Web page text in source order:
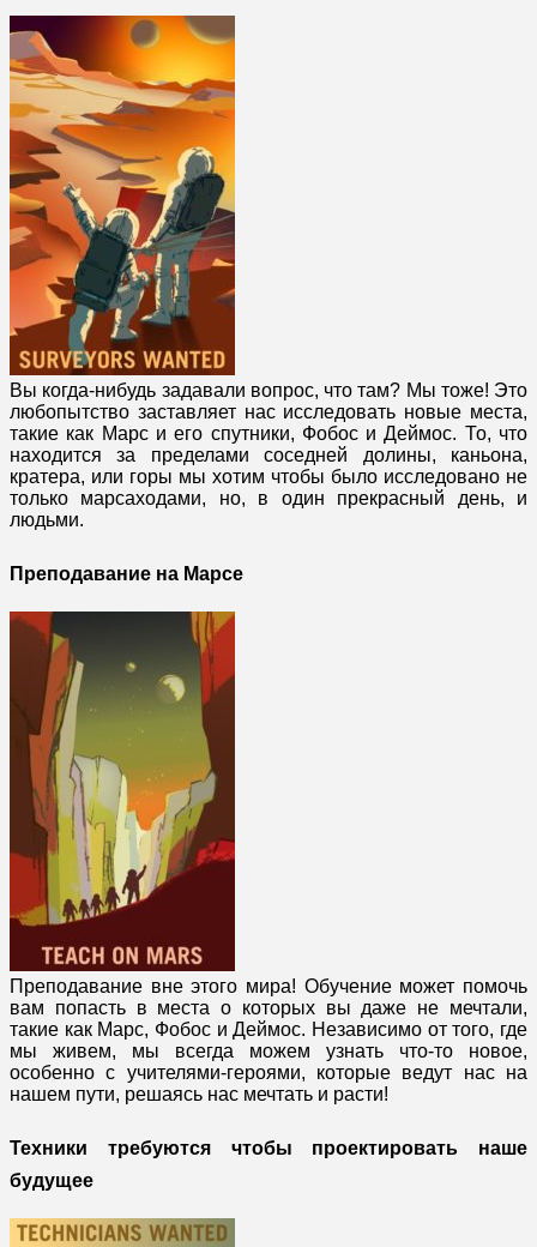
Вы когда-нибудь задавали вопрос, что там? Мы тоже! Это
любопытство заставляет нас исследовать новые места,
такие как Марс и его спутники, Фобос и Деймос. То, что
находится за пределами соседней долины, каньона,
кратера, или горы мы хотим чтобы было исследовано не
только марсаходами, но, в один прекрасный день, и
людьми.
Преподавание на Марсе
Преподавание вне этого мира! Обучение может помочь
вам попасть в места о которых вы даже не мечтали,
такие как Марс, Фобос и Деймос. Независимо от того, где
мы живем, мы всегда можем узнать что-то новое,
особенно с учителями-героями, которые ведут нас на
нашем пути, решаясь нас мечтать и расти!
Техники требуются чтобы проектировать наше
будущее